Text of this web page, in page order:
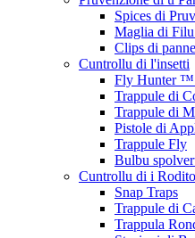
Spices di
Maglia di Filu
Clips di
Cuntrollu di l'insetti
Fly Hunter
Trappule di
Trappule di
Pistole di
Trappule Fly
Bulbu
Cuntrollu di i
Snap Traps
Trappule di
Trappula